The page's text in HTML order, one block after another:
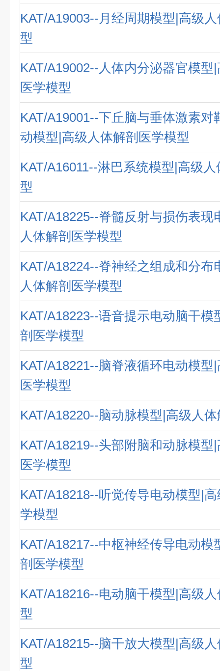
KAT/A19003--月经周期模型|高级
型
KAT/A19002--人体内分泌器官模型
医学模型
KAT/A19001--下丘脑与垂体激素对
动模型|高级人体解剖医学模型
KAT/A16011--淋巴系统模型|高级
型
KAT/A18225--脊髓反射与损伤表现
人体解剖医学模型
KAT/A18224--脊神经之组成和分布
人体解剖医学模型
KAT/A18223--语音提示电动脑干模
剖医学模型
KAT/A18221--脑脊液循环电动模型
医学模型
KAT/A18220--脑动脉模型|高级人
KAT/A18219--头部附脑和动脉模型
医学模型
KAT/A18218--听觉传导电动模型|
学模型
KAT/A18217--中枢神经传导电动模
剖医学模型
KAT/A18216--电动脑干模型|高级
型
KAT/A18215--脑干放大模型|高级
型